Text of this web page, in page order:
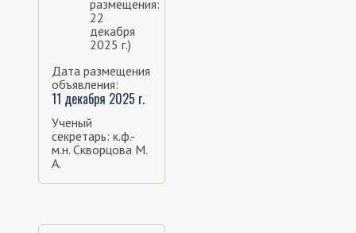
размещения:
22
декабря
2025 г.)
Дата размещения
объявления:
11 декабря 2025 г.
Ученый
секретарь: к.ф.-
м.н. Скворцова М.
А.